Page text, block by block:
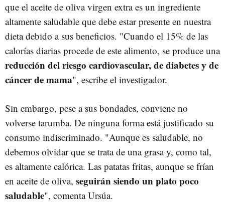
que el aceite de oliva virgen extra es un ingrediente
altamente saludable que debe estar presente en nuestra
dieta debido a sus beneficios. "Cuando el 15% de las
calorías diarias procede de este alimento, se produce una
reducción del riesgo cardiovascular, de diabetes y de
cáncer de mama", escribe el investigador.
Sin embargo, pese a sus bondades, conviene no
volverse tarumba. De ninguna forma está justificado su
consumo indiscriminado. "Aunque es saludable, no
debemos olvidar que se trata de una grasa y, como tal,
es altamente calórica. Las patatas fritas, aunque se frían
en aceite de oliva, seguirán siendo un plato poco
saludable", comenta Ursúa.